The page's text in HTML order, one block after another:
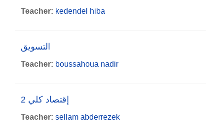
Teacher: kedendel hiba
التسويق
Teacher: boussahoua nadir
إقتصاد كلي 2
Teacher: sellam abderrezek